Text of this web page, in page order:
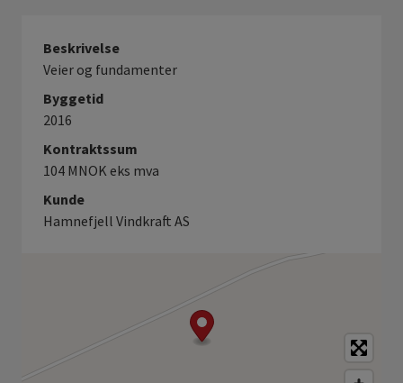
Beskrivelse
Veier og fundamenter
Byggetid
2016
Kontraktssum
104 MNOK eks mva
Kunde
Hamnefjell Vindkraft AS